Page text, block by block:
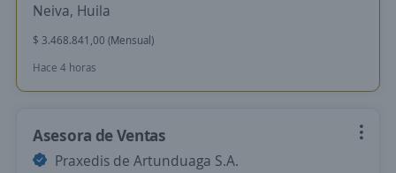
Neiva, Huila
$ 3.468.841,00 (Mensual)
Hace 4 horas
Asesora de Ventas
Praxedis de Artunduaga S.A.